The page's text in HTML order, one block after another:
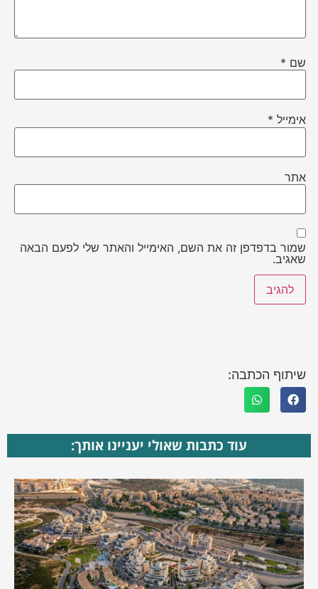
שם *
אימייל *
אתר
שמור בדפדפן זה את השם, האימייל והאתר שלי לפעם הבאה
שאגיב.
שיתוף הכתבה:
עוד כתבות שאולי יעניינו אותך: